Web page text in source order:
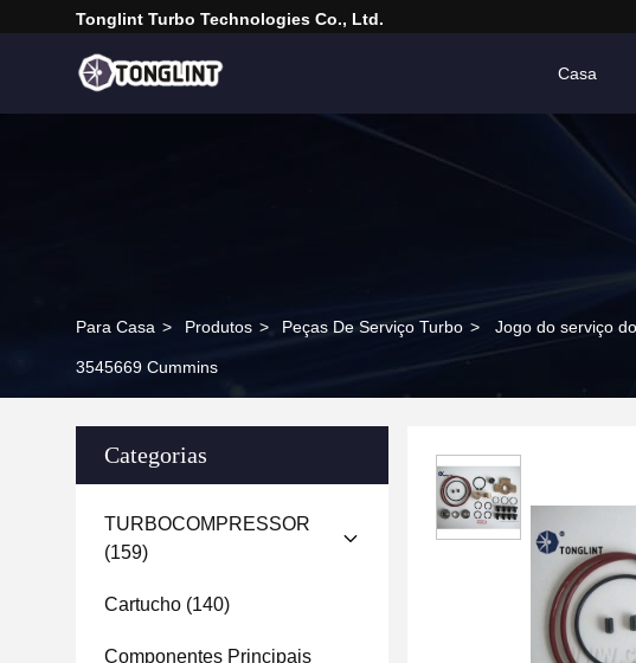
Tonglint Turbo Technologies Co., Ltd.
Casa
Para Casa > Produtos > Peças De Serviço Turbo > Jogo do serviço
3545669 Cummins
Categorias
TURBOCOMPRESSOR
(159)
Cartucho (140)
Componentes Principais